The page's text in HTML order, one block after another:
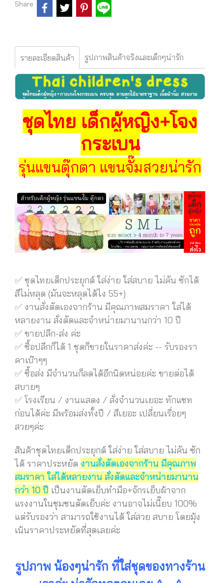
Share
รายละเอียดสินค้า รูปภาพสินค้าจริงและเด็กๆน่ารัก
ชุดไทย เด็กผู้หญิง+โจง
กระเบน
รุ่นแขนตุ๊กตา แขนจั๊มสวยน่ารัก
✅ ชุดไทยเด็กประยุกต์ ใส่ง่าย ใส่สบาย ไม่คัน ซักได้
สีไม่หลุด (มันจะหลุดได้ไง 55+)
✅ งานสั่งตัดเองจากร้าน มีคุณภาพสมราคา ใส่ได้
หลายงาน สั่งตัดและจำหน่ายมานานกว่า 10 ปี
✅ ขายปลีก-ส่ง ค่ะ
✅ ซื้อปลีกก็ได้ 1 ชุดก็ขายในราคาส่งค่ะ -- รับรองรา
คาเบ๊าๆๆ
✅ ซื้อส่ง มีจำนวนก็ลดได้อีกนิดหน่อยค่ะ ขายต่อได้
สบายๆ
✅ โรงเรียน / งานแสดง / สั่งจำนวนเยอะ ทักแชท
ก่อนได้ค่ะ มีพร้อมส่งทั้งปี / สีเยอะ เปลี่ยนเรื่อยๆ
สวยๆค่ะ
สินค้าชุดไทยเด็กประยุกต์ ใส่ง่าย ใส่สบาย ไม่คัน ซัก
ได้ ราคาประหยัด งานสั่งตัดเองจากร้าน มีคุณภาพ
สมราคา ใส่ได้หลายงาน สั่งตัดและจำหน่ายมานาน
กว่า 10 ปี เป็นงานตัดเย็บทำมือ+จักรเย็บผ้าจาก
แรงงานในชุมชนตัดเย็บค่ะ งานอาจไม่เนี๊ยบ 100%
แต่รับรองว่า สามารถใช้งานได้ ใส่สวย สบาย โดยมุ้ง
เน้นราคาประหยัดที่สุดเลยค่ะ
รูปภาพ น้องๆน่ารัก ที่ใส่ชุดของทางร้าน